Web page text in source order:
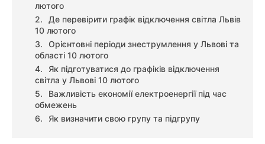
лютого
Де перевірити графік відключення світла Львів
10 лютого
Орієнтовні періоди знеструмлення у Львові та
області 10 лютого
Як підготуватися до графіків відключення
світла у Львові 10 лютого
Важливість економії електроенергії під час
обмежень
Як визначити свою групу та підгрупу